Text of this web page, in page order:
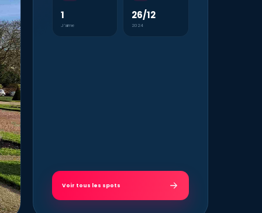
1
J’aime
26/12
2024
Voir tous les spots